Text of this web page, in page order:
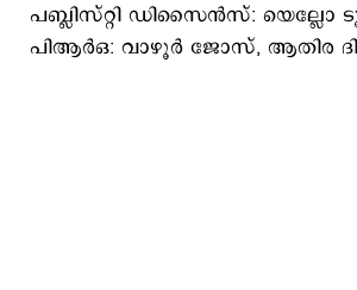
പബ്ലിസ്റ്റി ഡിസൈൻസ്: യെല്ലോ
പിആർഒ: വാഴൂർ ജോസ്, ആതിര